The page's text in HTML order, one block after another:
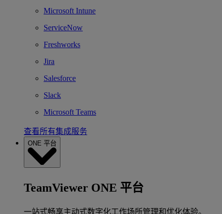
Microsoft Intune
ServiceNow
Freshworks
Jira
Salesforce
Slack
Microsoft Teams
查看所有集成服务
ONE 平台
TeamViewer ONE 平台
一站式畅享主动式数字化工作场所管理和优化体验。